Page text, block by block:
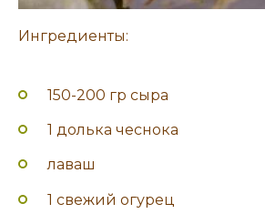
Ингредиенты:
150-200 гр сыра
1 долька чеснока
лаваш
1 свежий огурец